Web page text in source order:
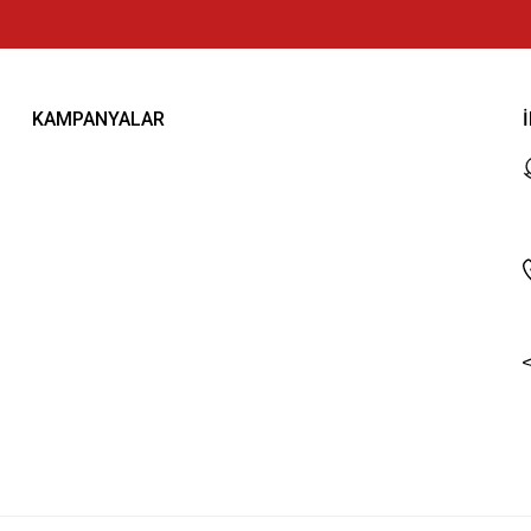
KAMPANYALAR